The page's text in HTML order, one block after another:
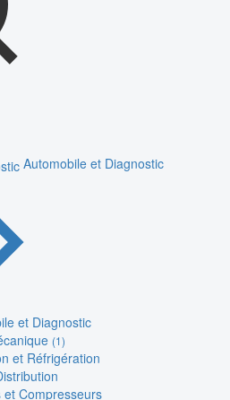
Automobile et Diagnostic
et Diagnostic
(1)
et Réfrigération
et Compresseurs